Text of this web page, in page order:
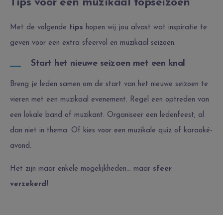
Tips voor een muzikaal topseizoen
Met de volgende tips hopen wij jou alvast wat inspiratie te
geven voor een extra sfeervol en muzikaal seizoen:
Start het nieuwe seizoen met een knal
Breng je leden samen om de start van het nieuwe seizoen te
vieren met een muzikaal evenement. Regel een optreden van
een lokale band of muzikant. Organiseer een ledenfeest, al
dan niet in thema. Of kies voor een muzikale quiz of karaoké-
avond.
Het zijn maar enkele mogelijkheden… maar sfeer
verzekerd!